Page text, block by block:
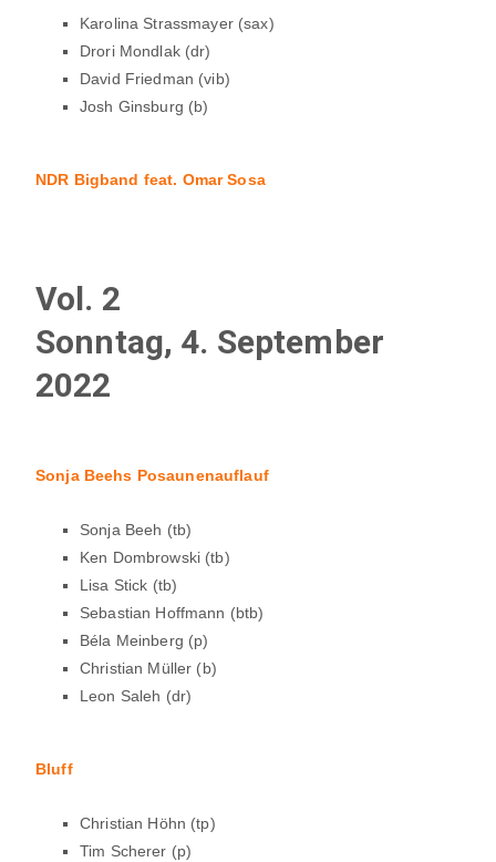
Karolina Strassmayer (sax)
Drori Mondlak (dr)
David Friedman (vib)
Josh Ginsburg (b)
NDR Bigband feat. Omar Sosa
Vol. 2
Sonntag, 4. September
2022
Sonja Beehs Posaunenauflauf
Sonja Beeh (tb)
Ken Dombrowski (tb)
Lisa Stick (tb)
Sebastian Hoffmann (btb)
Béla Meinberg (p)
Christian Müller (b)
Leon Saleh (dr)
Bluff
Christian Höhn (tp)
Tim Scherer (p)